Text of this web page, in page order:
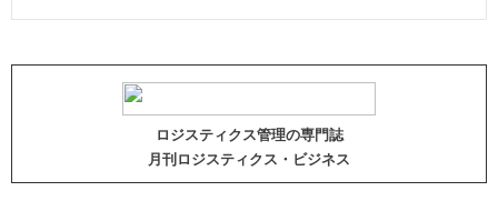
ロジスティクス管理の専門誌
月刊ロジスティクス・ビジネス